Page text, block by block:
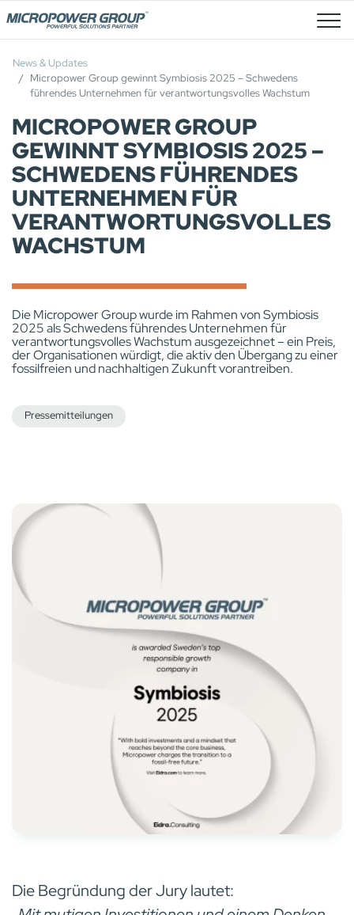
Stellenangebote
News & Updates
Micropower Group gewinnt Symbiosis 2025 – Schwedens
führendes Unternehmen für verantwortungsvolles Wachstum
MICROPOWER GROUP
GEWINNT SYMBIOSIS 2025 –
SCHWEDENS FÜHRENDES
UNTERNEHMEN FÜR
VERANTWORTUNGSVOLLES
WACHSTUM
Die Micropower Group wurde im Rahmen von Symbiosis
2025 als Schwedens führendes Unternehmen für
verantwortungsvolles Wachstum ausgezeichnet – ein Preis,
der Organisationen würdigt, die aktiv den Übergang zu einer
fossilfreien und nachhaltigen Zukunft vorantreiben.
Pressemitteilungen
Die Begründung der Jury lautet: